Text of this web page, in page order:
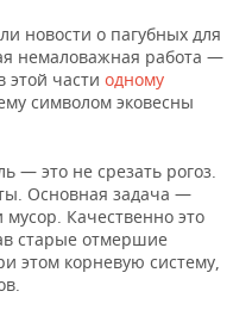
новости о пагубных для
немаловажная работа —
этой части одному
символом эковесны
— это не срезать рогоз.
Основная задача —
Качественно это
старые отмершие
этом корневую систему,